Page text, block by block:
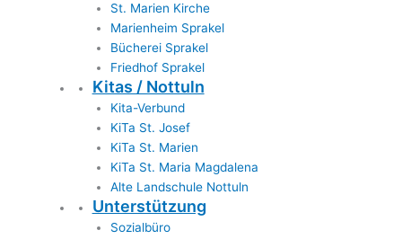
St. Marien Kirche
Marienheim Sprakel
Bücherei Sprakel
Friedhof Sprakel
Kitas / Nottuln
Kita-Verbund
KiTa St. Josef
KiTa St. Marien
KiTa St. Maria Magdalena
Alte Landschule Nottuln
Unterstützung
Sozialbüro